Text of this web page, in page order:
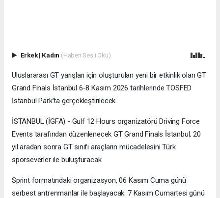
Erkek| Kadın (Haberi Sesli Oku)
Uluslararası GT yarışları için oluşturulan yeni bir etkinlik olan GT
Grand Finals İstanbul 6-8 Kasım 2026 tarihlerinde TOSFED
İstanbul Park’ta gerçekleştirilecek.
İSTANBUL (İGFA) - Gulf 12 Hours organizatörü Driving Force
Events tarafından düzenlenecek GT Grand Finals İstanbul, 20
yıl aradan sonra GT sınıfı araçların mücadelesini Türk
sporseverler ile buluşturacak.
Sprint formatındaki organizasyon, 06 Kasım Cuma günü
serbest antrenmanlar ile başlayacak. 7 Kasım Cumartesi günü